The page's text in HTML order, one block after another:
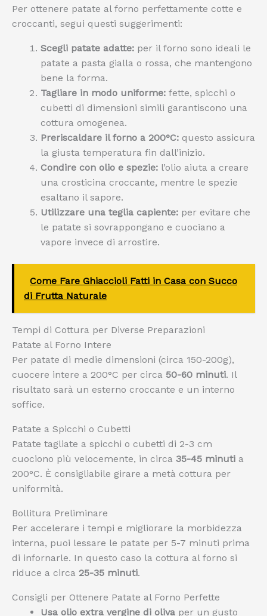
Per ottenere patate al forno perfettamente cotte e
croccanti, segui questi suggerimenti:
Scegli patate adatte: per il forno sono ideali le
patate a pasta gialla o rossa, che mantengono
bene la forma.
Tagliare in modo uniforme: fette, spicchi o
cubetti di dimensioni simili garantiscono una
cottura omogenea.
Preriscaldare il forno a 200°C: questo assicura
la giusta temperatura fin dall’inizio.
Condire con olio e spezie: l’olio aiuta a creare
una crosticina croccante, mentre le spezie
esaltano il sapore.
Utilizzare una teglia capiente: per evitare che
le patate si sovrappongano e cuociano a
vapore invece di arrostire.
Come Fare Ghiaccioli Fatti in Casa con Succo
di Frutta Naturale
Tempi di Cottura per Diverse Preparazioni
Patate al Forno Intere
Per patate di medie dimensioni (circa 150-200g),
cuocere intere a 200°C per circa 50-60 minuti. Il
risultato sarà un esterno croccante e un interno
soffice.
Patate a Spicchi o Cubetti
Patate tagliate a spicchi o cubetti di 2-3 cm
cuociono più velocemente, in circa 35-45 minuti a
200°C. È consigliabile girare a metà cottura per
uniformità.
Bollitura Preliminare
Per accelerare i tempi e migliorare la morbidezza
interna, puoi lessare le patate per 5-7 minuti prima
di infornarle. In questo caso la cottura al forno si
riduce a circa 25-35 minuti.
Consigli per Ottenere Patate al Forno Perfette
Usa olio extra vergine di oliva per un gusto